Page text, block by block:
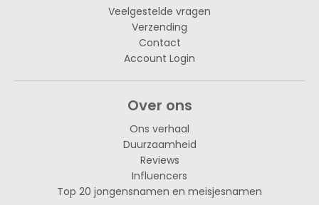
Veelgestelde vragen
Verzending
Contact
Account Login
Over ons
Ons verhaal
Duurzaamheid
Reviews
Influencers
Top 20 jongensnamen en meisjesnamen